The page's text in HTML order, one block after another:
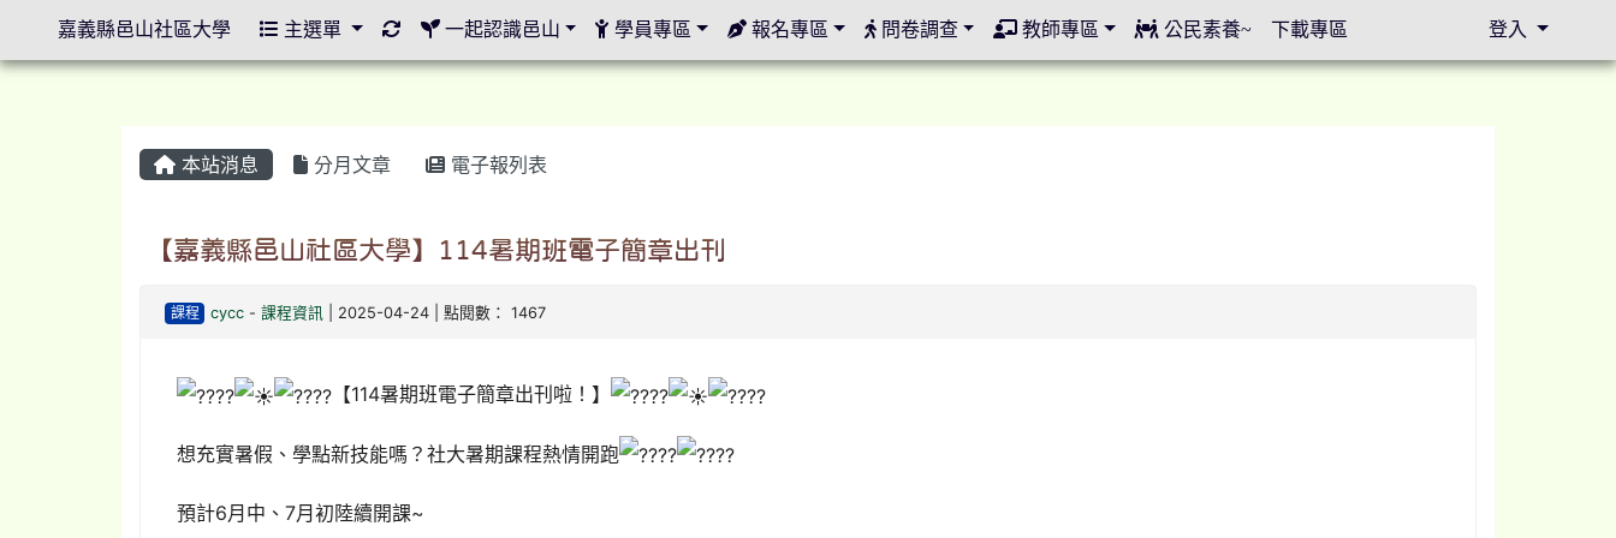
本站消息 分月文章 電子報列表
【嘉義縣邑山社區大學】114暑期班電子簡章出刊
課程 cycc -課程資訊 | 2025-04-24 | 點閱數： 1467
【114暑期班電子簡章出刊啦！】
想充實暑假、學點新技能嗎？社大暑期課程熱情開跑
預計6月中、7月初陸續開課~
嘉義縣邑山社區大學 主選單 重新取得佈景設定
一起認識邑山 學員專區 報名專區 問卷調查 教師專區 公民素養~ 下載專區 登入